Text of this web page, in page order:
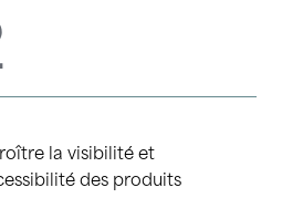
la visibilité et
des produits